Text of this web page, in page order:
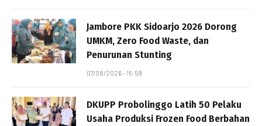
Jambore PKK Sidoarjo 2026 Dorong
UMKM, Zero Food Waste, dan
Penurunan Stunting
07/08/2026 - 15:59
DKUPP Probolinggo Latih 50 Pelaku
Usaha Produksi Frozen Food Berbahan